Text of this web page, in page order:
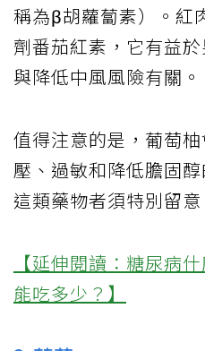
稱為β胡蘿蔔素）。紅
劑番茄紅素，它有益
與降低中風風險有關。
值得注意的是，葡萄
壓、過敏和降低膽固
這類藥物者須特別留意
【延伸閱讀：糖尿病
能吃多少？】